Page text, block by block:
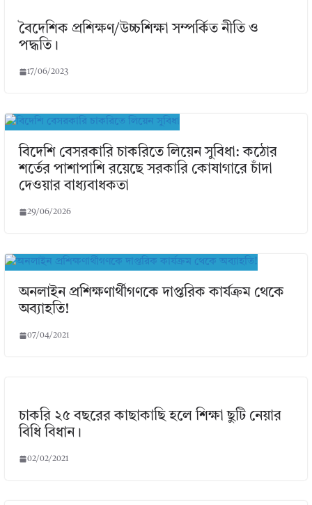
বৈদেশিক প্রশিক্ষণ/উচ্চশিক্ষা সম্পর্কিত নীতি ও
পদ্ধতি।
17/06/2023
বিদেশি বেসরকারি চাকরিতে লিয়েন সুবিধা: কঠোর
শর্তের পাশাপাশি রয়েছে সরকারি কোষাগারে চাঁদা
দেওয়ার বাধ্যবাধকতা
29/06/2026
অনলাইন প্রশিক্ষণার্থীগণকে দাপ্তরিক কার্যক্রম থেকে
অব্যাহতি!
07/04/2021
চাকরি ২৫ বছরের কাছাকাছি হলে শিক্ষা ছুটি নেয়ার
বিধি বিধান।
02/02/2021